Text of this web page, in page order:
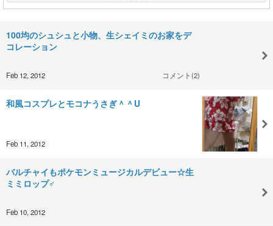
100均のシュシュと小物、生シェイミのお家をデ
コレーション
Feb 12, 2012 コメント(2)
和風コスプレとモコナうさぎ＾＾U
Feb 11, 2012
バルチャイもポケモンミュージカルデビュー☆生
ミミロップ♂
Feb 10, 2012